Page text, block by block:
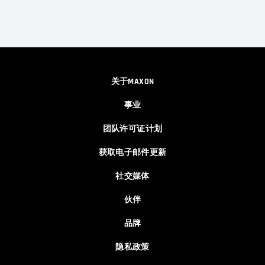
关于MAXON
事业
团队许可证计划
获取电子邮件更新
社交媒体
伙伴
品牌
隐私政策